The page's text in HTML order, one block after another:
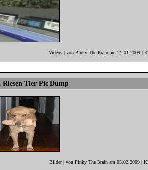
Videos | von Pinky The Brain am 21.01.2009 |
Riesen Tier Pic Dump
Bilder | von Pinky The Brain am 05.02.2009 |